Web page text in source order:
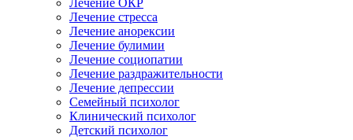
Лечение ОКР
Лечение стресса
Лечение анорексии
Лечение булимии
Лечение социопатии
Лечение раздражительности
Лечение депрессии
Семейный психолог
Клинический психолог
Детский психолог